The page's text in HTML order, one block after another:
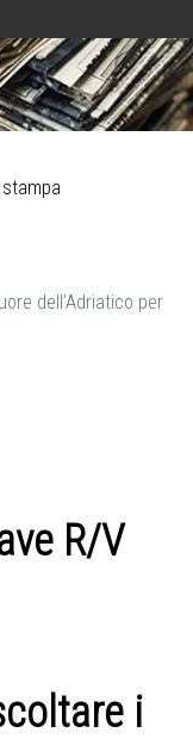
dell’Adriatico per
R/V
i